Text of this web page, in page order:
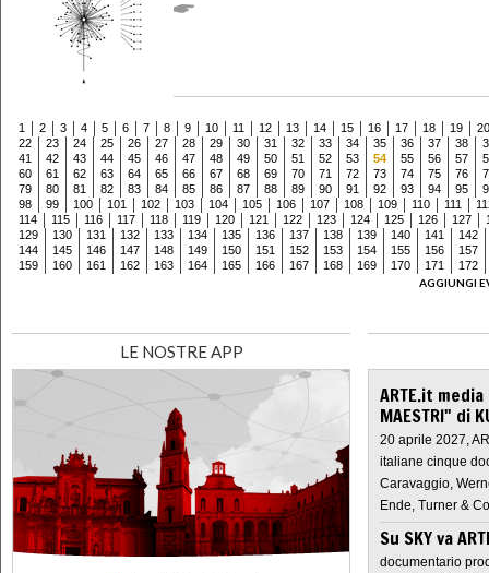
1 2 3 4 5 6 7 8 9 10 11 12 13 14 15 16 17 18 19
20
22
23 24 25 26 27 28 29 30 31 32 33 34 35 36 37 38
41
42 43 44 45 46 47 48 49 50 51 52 53 54 55 56 57
60
61 62 63 64 65 66 67 68 69 70 71 72 73 74 75 76
79
80 81 82 83 84 85 86 87 88 89 90 91 92 93 94 95
98
99 100 101 102 103 104 105 106 107 108 109 110 111
114
115 116 117 118 119 120 121 122 123 124 125 126 127
129
130 131 132 133 134 135 136 137 138 139 140 141
142
144
145 146 147 148 149 150 151 152 153 154 155 156
157
159
160 161 162 163 164 165 166 167 168 169 170 171
172
AGGIUNGI
LE NOSTRE APP
ARTE.it
MAESTRI" di
20 aprile 2027,
italiane cinque
Caravaggio,
Ende, Turner &
Su SKY va
documentario